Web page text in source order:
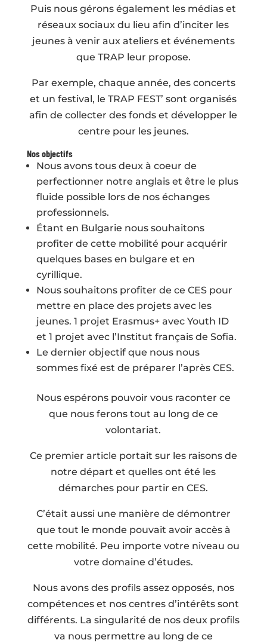
Puis nous gérons également les médias et
réseaux sociaux du lieu afin d’inciter les
jeunes à venir aux ateliers et événements
que TRAP leur propose.
Par exemple, chaque année, des concerts
et un festival, le TRAP FEST’ sont organisés
afin de collecter des fonds et développer le
centre pour les jeunes.
Nos objectifs
Nous avons tous deux à coeur de
perfectionner notre anglais et être le plus
fluide possible lors de nos échanges
professionnels.
Étant en Bulgarie nous souhaitons
profiter de cette mobilité pour acquérir
quelques bases en bulgare et en
cyrillique.
Nous souhaitons profiter de ce CES pour
mettre en place des projets avec les
jeunes. 1 projet Erasmus+ avec Youth ID
et 1 projet avec l’Institut français de Sofia.
Le dernier objectif que nous nous
sommes fixé est de préparer l’après CES.
Nous espérons pouvoir vous raconter ce
que nous ferons tout au long de ce
volontariat.
Ce premier article portait sur les raisons de
notre départ et quelles ont été les
démarches pour partir en CES.
C’était aussi une manière de démontrer
que tout le monde pouvait avoir accès à
cette mobilité. Peu importe votre niveau ou
votre domaine d’études.
Nous avons des profils assez opposés, nos
compétences et nos centres d’intérêts sont
différents. La singularité de nos deux profils
va nous permettre au long de ce